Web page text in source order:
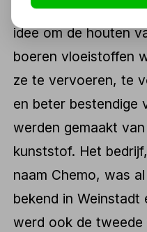
wijngebied in
idee om de houten
boeren vloeistoffen
ze te vervoeren, te
en beter bestendige
werden gemaakt
kunststof. Het
naam Chemo, was
bekend in Weinstadt
werd ook de tweede